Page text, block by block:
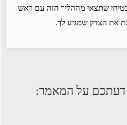
שתצאי מההליך הזה עם ראש
את הצדק שמגיע לך.
על המאמר: